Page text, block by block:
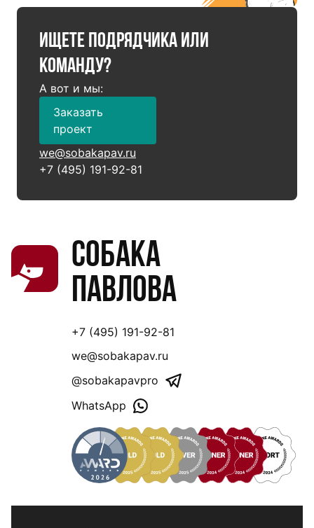
Ищете подрядчика или
команду?
А вот и мы:
Заказать
проект
we@sobakapav.ru
+7 (495) 191-92-81
Собака
Павлова
+7 (495) 191-92-81
we@sobakapav.ru
@sobakapavpro
WhatsApp